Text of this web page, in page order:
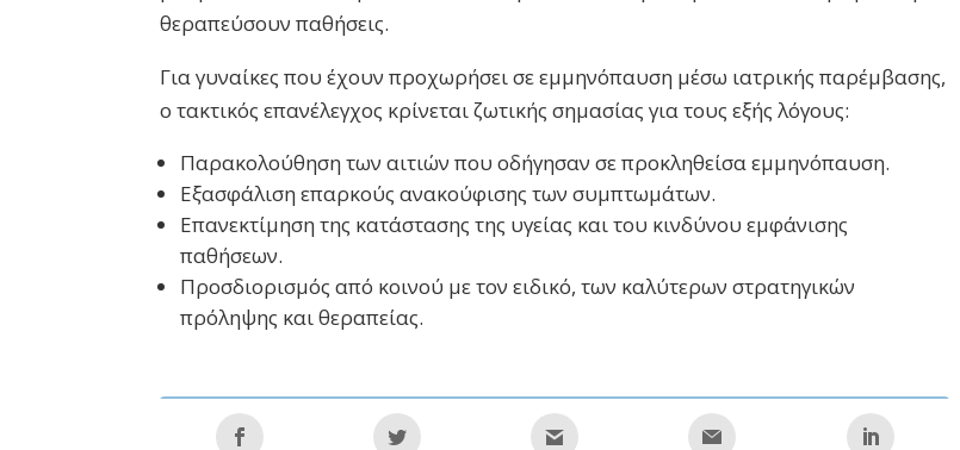
θεραπεύσουν παθήσεις.
Για γυναίκες που έχουν προχωρήσει σε εμμηνόπαυση μέσω ιατρικής παρέμβασης,
ο τακτικός επανέλεγχος κρίνεται ζωτικής σημασίας για τους εξής λόγους:
Παρακολούθηση των αιτιών που οδήγησαν σε προκληθείσα εμμηνόπαυση.
Εξασφάλιση επαρκούς ανακούφισης των συμπτωμάτων.
Επανεκτίμηση της κατάστασης της υγείας και του κινδύνου εμφάνισης
παθήσεων.
Προσδιορισμός από κοινού με τον ειδικό, των καλύτερων στρατηγικών
πρόληψης και θεραπείας.